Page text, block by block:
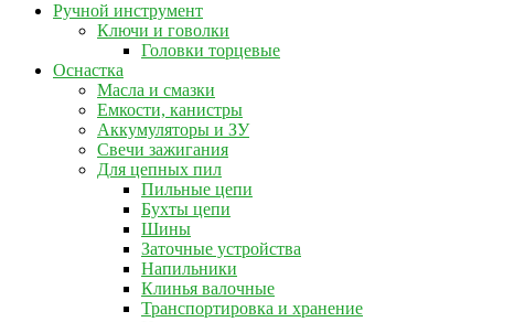
Ручной инструмент
Ключи и говолки
Головки торцевые
Оснастка
Масла и смазки
Емкости, канистры
Аккумуляторы и ЗУ
Свечи зажигания
Для цепных пил
Пильные цепи
Бухты цепи
Шины
Заточные устройства
Напильники
Клинья валочные
Транспортировка и хранение